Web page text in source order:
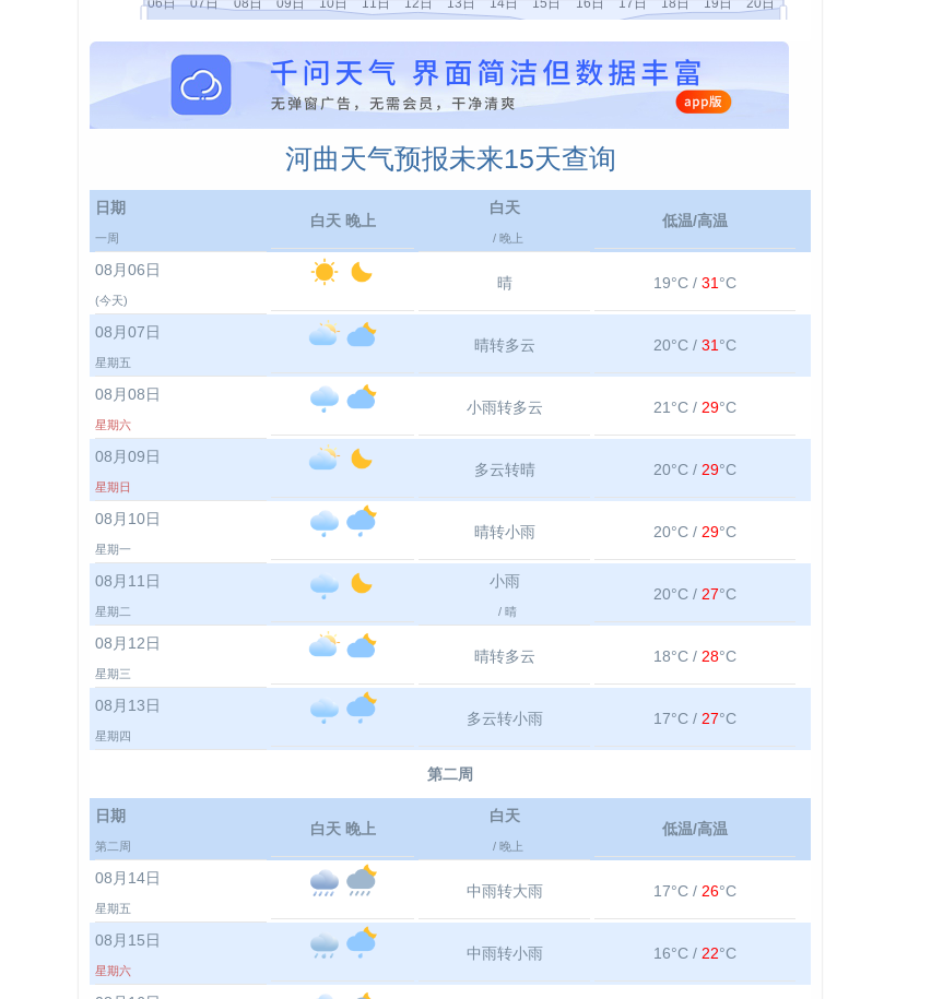
河曲天气预报未来15天查询
日期
一周
白天 晚上
白天
/ 晚上
低温/高温
08月06日
(今天)
晴 19°C /31 °C
08月07日
星期五
晴转多云 20°C /31 °C
08月08日
星期六
小雨转多云 21°C / 29°C
08月09日
星期日
多云转晴 20°C / 29°C
08月10日
星期一
晴转小雨 20°C / 29°C
08月11日
星期二
小雨
/ 晴
20°C / 27°C
08月12日
星期三
晴转多云 18°C / 28°C
08月13日
星期四
多云转小雨 17°C / 27°C
第二周
日期
第二周
白天 晚上
白天
/ 晚上
低温/高温
08月14日
星期五
中雨转大雨 17°C / 26°C
08月15日
星期六
中雨转小雨 16°C / 22°C